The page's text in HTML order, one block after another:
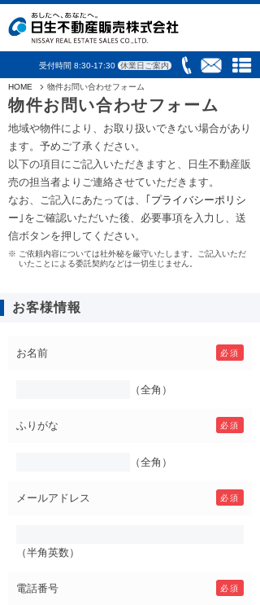
受付時間 8:30-17:30 休業日ご案内
HOME 物件お問い合わせフォーム
物件お問い合わせフォーム
地域や物件により、お取り扱いできない場合があり
ます。予めご了承ください。
以下の項目にご記入いただきますと、日生不動産販
売の担当者よりご連絡させていただきます。
なお、ご記入にあたっては、｢ プライバシーポリシ
ー ｣をご確認いただいた後、必要事項を入力し、送
信ボタンを押してください。
ご依頼内容については社外秘を厳守いたします。ご記入いただ
いたことによる委託契約などは一切生じません。
お客様情報
お名前 必須
（全角）
ふりがな 必須
（全角）
メールアドレス 必須
（半角英数）
電話番号 必須